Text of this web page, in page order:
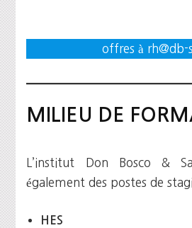
offres à rh@db-
MILIEU DE
L’institut Don Bosco &
également des postes de
HES